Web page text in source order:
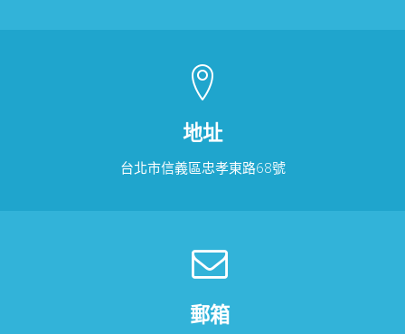
地址
台北市信義區忠孝東路68號
郵箱